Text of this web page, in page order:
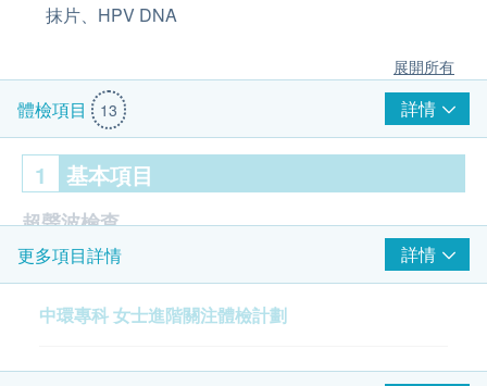
抹片、HPV DNA
展開所有
體檢項目 13 詳情
1 基本項目
超聲波檢查
盆腔超聲波-只限女士
更多項目詳情 詳情
中環專科 女士進階關注體檢計劃